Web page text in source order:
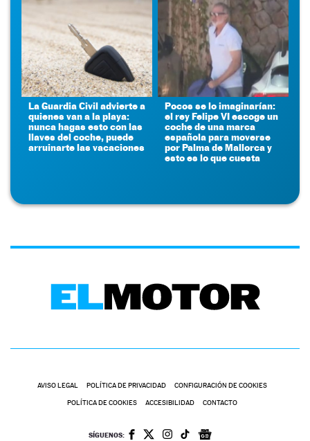
La Guardia Civil advierte a
quienes van a la playa:
nunca hagas esto con las
llaves del coche, puede
arruinarte las vacaciones
Pocos se lo imaginarían:
el rey Felipe VI escoge un
coche de una marca
española para moverse
por Palma de Mallorca y
esto es lo que cuesta
AVISO LEGAL POLÍTICA DE PRIVACIDAD CONFIGURACIÓN DE COOKIES
POLÍTICA DE COOKIES ACCESIBILIDAD CONTACTO
SÍGUENOS: